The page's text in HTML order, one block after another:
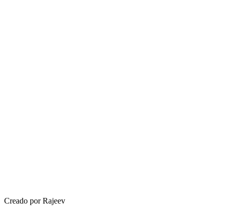
Creado por Rajeev